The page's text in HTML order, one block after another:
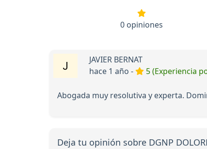
0 opiniones
JAVIER BERNAT
hace 1 año -
5 (Experiencia
Abogada muy resolutiva y experta.
Deja tu opinión sobre DGNP